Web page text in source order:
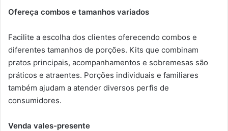
Ofereça combos e tamanhos variados
Facilite a escolha dos clientes oferecendo combos e
diferentes tamanhos de porções. Kits que combinam
pratos principais, acompanhamentos e sobremesas são
práticos e atraentes. Porções individuais e familiares
também ajudam a atender diversos perfis de
consumidores.
Venda vales-presente